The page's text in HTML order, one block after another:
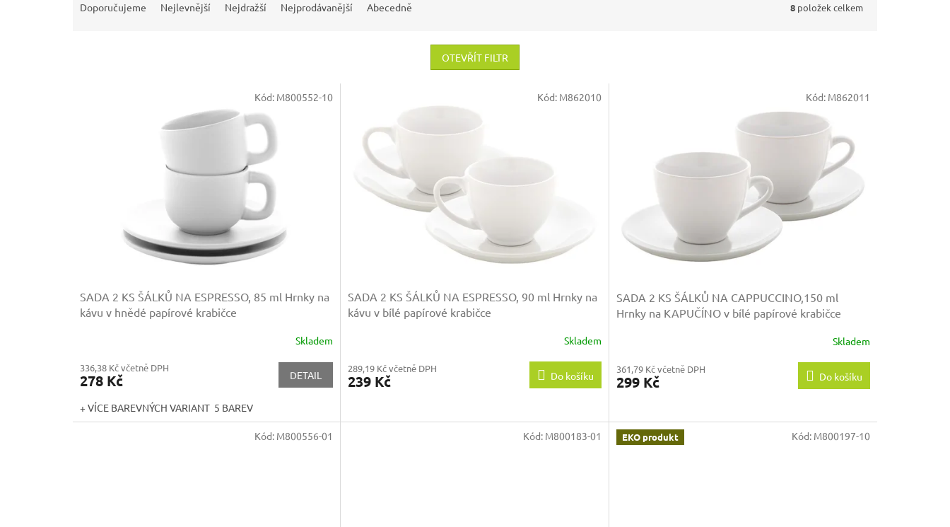
Doporučujeme Nejlevnější Nejdražší Nejprodávanější Abecedně 8 položek celkem
OTEVŘÍT FILTR
SADA 2 KS ŠÁLKŮ NA ESPRESSO, 85 ml Hrnky na
kávu v hnědé papírové krabičce
Skladem
336,38 Kč včetně DPH
278 Kč DETAIL
+ VÍCE BAREVNÝCH VARIANT 5 BAREV
Kód: M800552-10
SADA 2 KS ŠÁLKŮ NA ESPRESSO, 90 ml Hrnky na
kávu v bílé papírové krabičce
Skladem
289,19 Kč včetně DPH
239 Kč Do košíku
Kód: M862010
SADA 2 KS ŠÁLKŮ NA CAPPUCCINO,150 ml
Hrnky na KAPUČÍNO v bílé papírové krabičce
Skladem
361,79 Kč včetně DPH
299 Kč Do košíku
Kód: M862011
Kód: M800556-01 Kód: M800183-01 EKO produkt Kód: M800197-10